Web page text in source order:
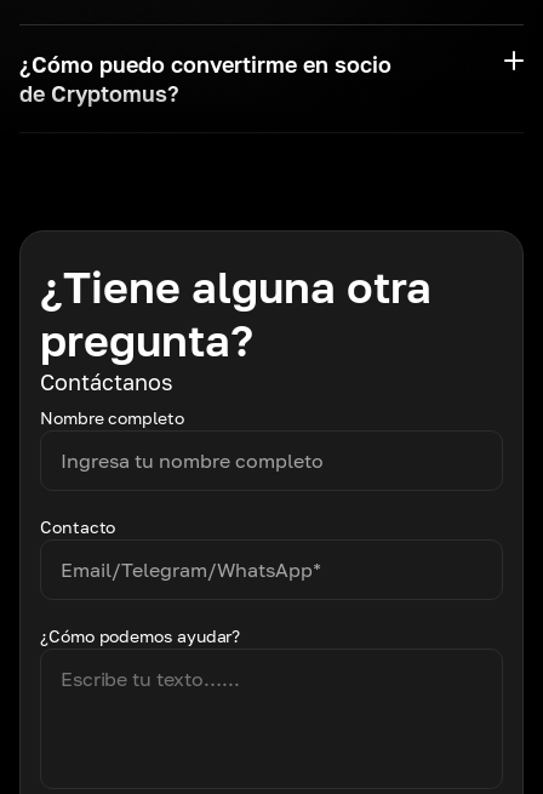
¿Cómo puedo convertirme en socio
de Cryptomus?
¿Tiene alguna otra
pregunta?
Contáctanos
Nombre completo
Contacto
¿Cómo podemos ayudar?